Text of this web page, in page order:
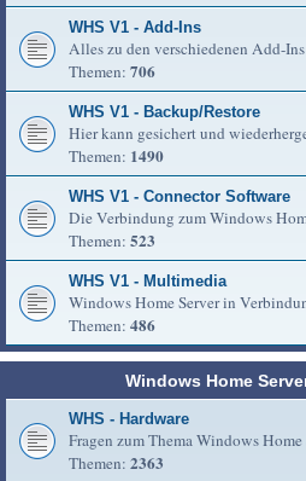
WHS V1 - Add-Ins
Alles zu den verschiedenen Add-Ins
Themen: 706
WHS V1 - Backup/Restore
Hier kann gesichert und
Themen: 1490
WHS V1 - Connector Software
Die Verbindung zum Windows
Themen: 523
WHS V1 - Multimedia
Windows Home Server in
Themen: 486
Windows Home
WHS - Hardware
Fragen zum Thema Windows Home
Themen: 2363